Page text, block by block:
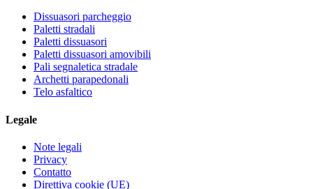
Dissuasori parcheggio
Paletti stradali
Paletti dissuasori
Paletti dissuasori amovibili
Pali segnaletica stradale
Archetti parapedonali
Telo asfaltico
Legale
Note legali
Privacy
Contatto
Direttiva cookie (UE)